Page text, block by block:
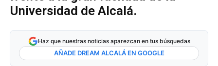
Universidad de Alcalá.
Haz que nuestras noticias aparezcan en tus búsquedas
AÑADE DREAM ALCALÁ EN GOOGLE